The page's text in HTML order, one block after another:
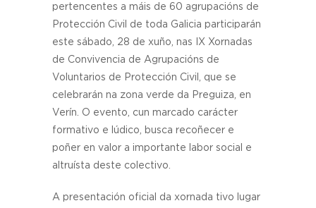
pertencentes a máis de 60 agrupacións de
Protección Civil de toda Galicia participarán
este sábado, 28 de xuño, nas IX Xornadas
de Convivencia de Agrupacións de
Voluntarios de Protección Civil, que se
celebrarán na zona verde da Preguiza, en
Verín. O evento, cun marcado carácter
formativo e lúdico, busca recoñecer e
poñer en valor a importante labor social e
altruísta deste colectivo.
A presentación oficial da xornada tivo lugar